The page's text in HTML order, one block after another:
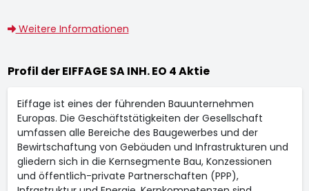
Weitere Informationen
Profil der EIFFAGE SA INH. EO 4 Aktie
Eiffage ist eines der führenden Bauunternehmen
Europas. Die Geschäftstätigkeiten der Gesellschaft
umfassen alle Bereiche des Baugewerbes und der
Bewirtschaftung von Gebäuden und Infrastrukturen und
gliedern sich in die Kernsegmente Bau, Konzessionen
und öffentlich-private Partnerschaften (PPP),